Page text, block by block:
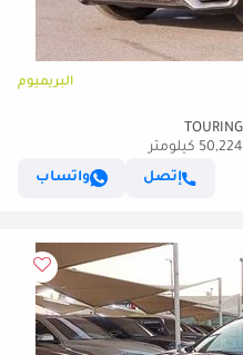
البريميوم
50,224 كيلومتر
إتصل
واتساب